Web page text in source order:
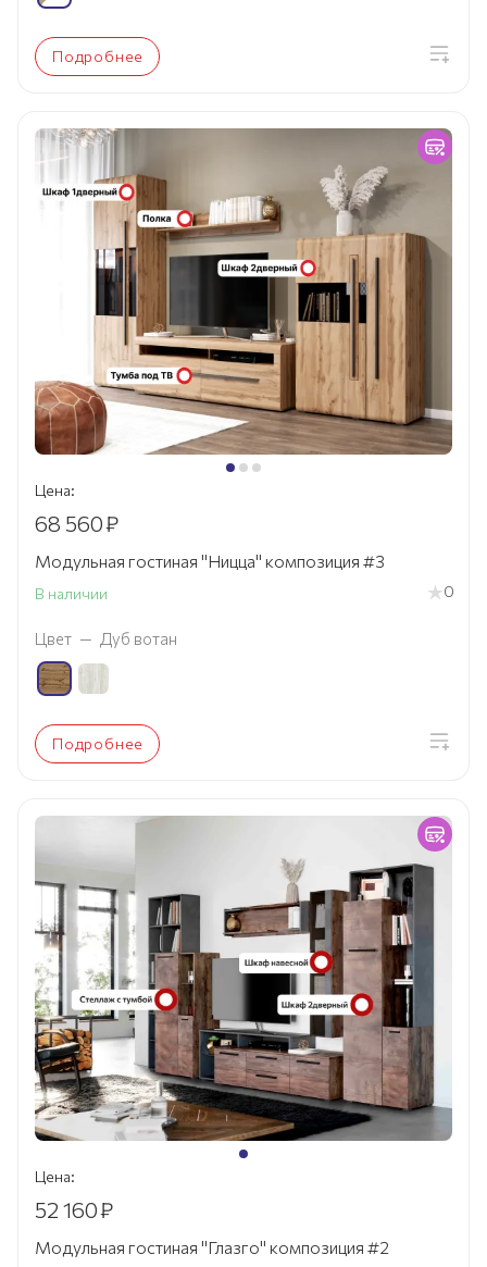
Подробнее
Цена:
68 560₽
Модульная гостиная "Ницца" композиция #3
В наличии 0
Цвет — Дуб вотан
Подробнее
Цена:
52 160₽
Модульная гостиная "Глазго" композиция #2